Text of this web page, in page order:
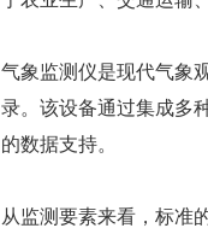
气象监测仪是现代气象
录。该设备通过集成多
的数据支持。
从监测要素来看，标准